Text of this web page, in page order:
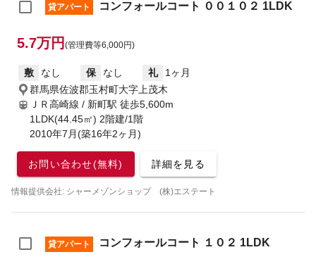
貸アパート コンフォールコート ００１０２ 1LDK
5.7万円 (管理費等6,000円)
敷 なし 保 なし 礼
1ヶ月
群馬県佐波郡玉村町大字上茂木
ＪＲ高崎線 / 新町駅 徒歩5,600m
1LDK(44.45㎡) 2階建/1階
2010年7月(築16年2ヶ月)
お問い合わせ(無料) 詳細を見る
情報提供会社: シャーメゾンショップ (株)エステート
貸アパート コンフォールコート １０２ 1LDK